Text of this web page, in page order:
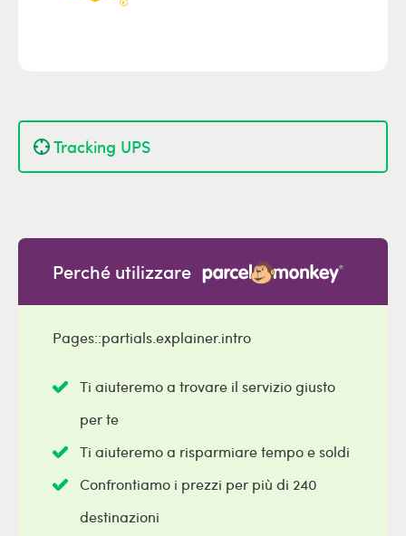
Tracking UPS
Perché utilizzare
Pages::partials.explainer.intro
Ti aiuteremo a trovare il servizio giusto
per te
Ti aiuteremo a risparmiare tempo e soldi
Confrontiamo i prezzi per più di 240
destinazioni